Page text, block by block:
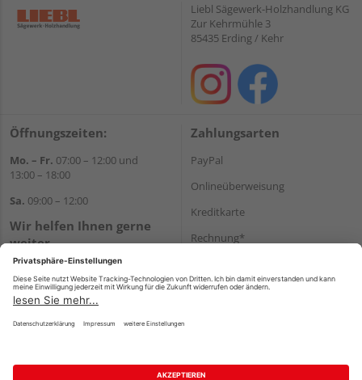
Liebl Sägewerk-Holzhandlung KG
Zur Kehrmühle 3
85435 Erding / Kehr
Öffnungszeiten:
Mo. – Fr. 07:00 – 12:00 und
13:00 – 18:00
Sa. 09:00 – 12:00
Wir helfen Ihnen gerne
weiter
Tel.:+49 8122 14197
E-Mail:vertrieb@holz-liebl.de
Zahlungsarten
PayPal
Onlineüberweisung
Kreditkarte
Rechnung*
Versand
Impressum AGB Widerruf Datenschutz